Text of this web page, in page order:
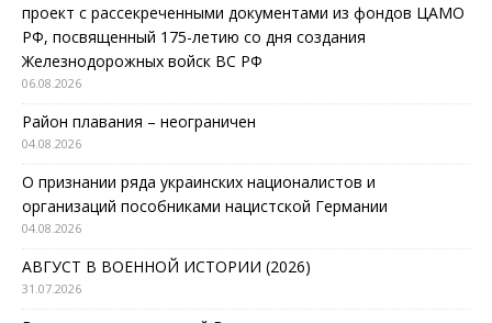
проект с рассекреченными документами из фондов ЦАМО
РФ, посвященный 175-летию со дня создания
Железнодорожных войск ВС РФ
06.08.2026
Район плавания – неограничен
04.08.2026
О признании ряда украинских националистов и
организаций пособниками нацистской Германии
04.08.2026
АВГУСТ В ВОЕННОЙ ИСТОРИИ (2026)
31.07.2026